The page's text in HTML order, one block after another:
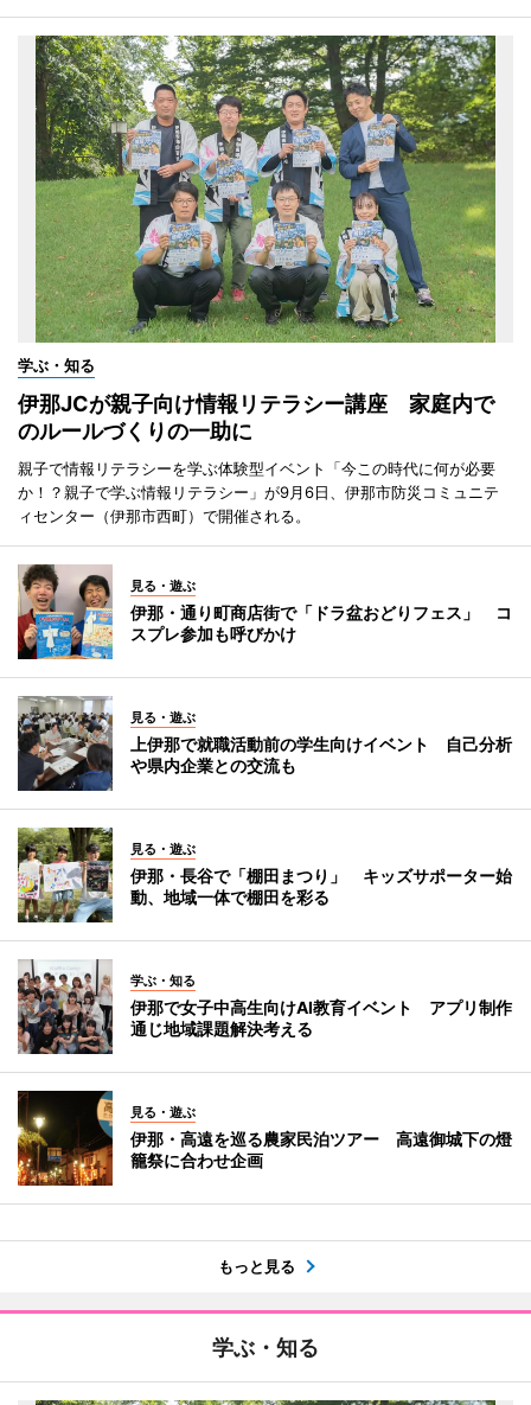
学ぶ・知る
伊那JCが親子向け情報リテラシー講座 家庭内で
のルールづくりの一助に
親子で情報リテラシーを学ぶ体験型イベント「今この時代に何が必要
か！？親子で学ぶ情報リテラシー」が9月6日、伊那市防災コミュニテ
ィセンター（伊那市西町）で開催される。
見る・遊ぶ
伊那・通り町商店街で「ドラ盆おどりフェス」 コ
スプレ参加も呼びかけ
見る・遊ぶ
上伊那で就職活動前の学生向けイベント 自己分析
や県内企業との交流も
見る・遊ぶ
伊那・長谷で「棚田まつり」 キッズサポーター始
動、地域一体で棚田を彩る
学ぶ・知る
伊那で女子中高生向けAI教育イベント アプリ制作
通じ地域課題解決考える
見る・遊ぶ
伊那・高遠を巡る農家民泊ツアー 高遠御城下の燈
籠祭に合わせ企画
もっと見る
学ぶ・知る